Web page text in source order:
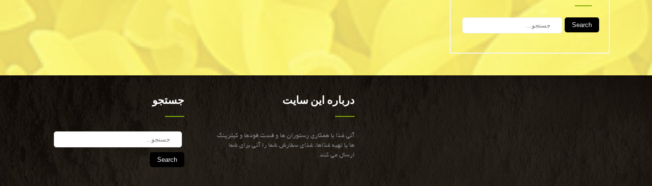
Search
جستجو درباره این سایت
آنی غذا با همكاری رستوران ها و فست فودها و كیترینگ
ها یا تهیه غذاها، غذای سفارش شما را آنی برای شما
ارسال می كند.